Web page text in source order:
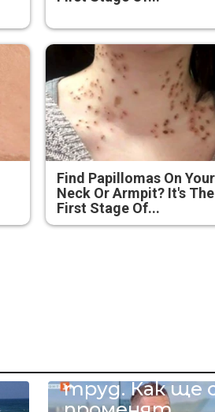
Find Papillomas On Your
Neck Or Armpit? It's The
First Stage Of...
4-часовият
труд. Как ще